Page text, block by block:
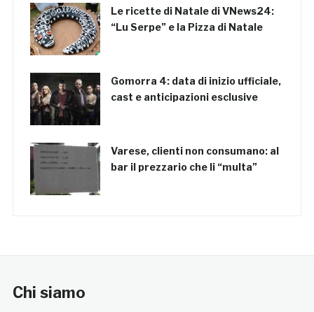
Le ricette di Natale di VNews24:
“Lu Serpe” e la Pizza di Natale
Gomorra 4: data di inizio ufficiale,
cast e anticipazioni esclusive
Varese, clienti non consumano: al
bar il prezzario che li “multa”
Chi siamo